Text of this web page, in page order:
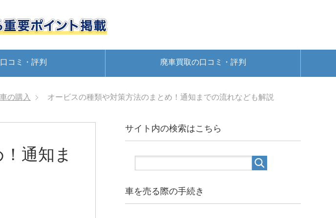
コミ・評判 廃車買取の口コミ・評判
の購入 オービスの種類や対策方法のまとめ！通知までの流れなども解説
通知ま
サイト内の検索はこちら
車を売る際の手続き